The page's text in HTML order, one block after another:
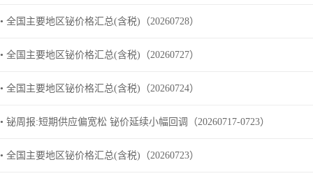
• 全国主要地区铋价格汇总(含税)（20260728）
• 全国主要地区铋价格汇总(含税)（20260727）
• 全国主要地区铋价格汇总(含税)（20260724）
• 铋周报:短期供应偏宽松 铋价延续小幅回调（20260717-0723）
• 全国主要地区铋价格汇总(含税)（20260723）